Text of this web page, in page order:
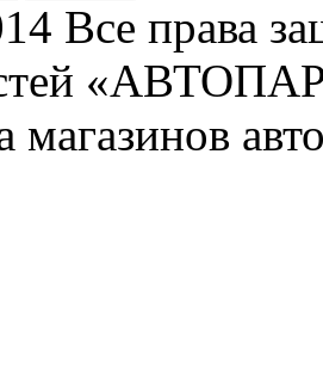
Все права
магазинов